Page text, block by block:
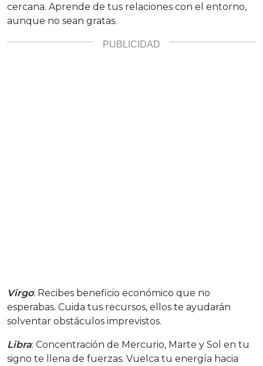
cercana. Aprende de tus relaciones con el entorno,
aunque no sean gratas.
Virgo: Recibes beneficio económico que no
esperabas. Cuida tus recursos, ellos te ayudarán
solventar obstáculos imprevistos.
Libra: Concentración de Mercurio, Marte y Sol en tu
signo te llena de fuerzas. Vuelca tu energía hacia